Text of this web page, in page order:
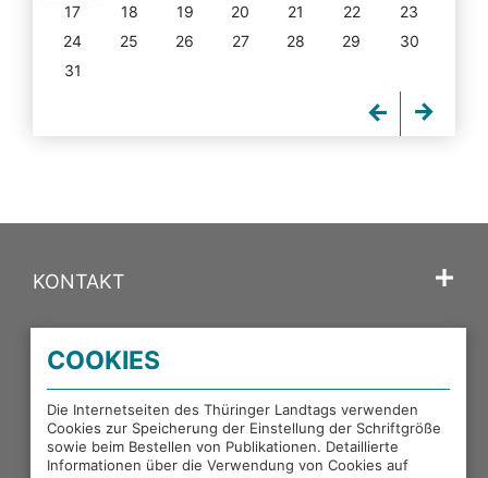
17
18 19 20 21 22
23
24
25 26 27 28 29
30
31
KONTAKT
PORTALE DES THÜRINGER LANDTAGS
EXTERNE LINKS
COOKIES
Die Internetseiten des Thüringer Landtags verwenden
Cookies zur Speicherung der Einstellung der Schriftgröße
sowie beim Bestellen von Publikationen. Detaillierte
Informationen über die Verwendung von Cookies auf